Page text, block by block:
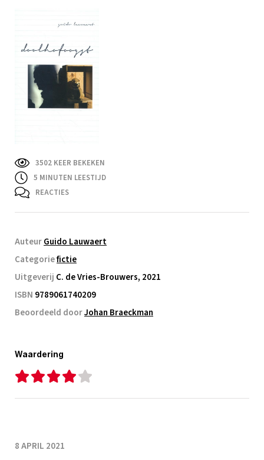
3502 KEER BEKEKEN
5 MINUTEN LEESTIJD
REACTIES
AuteurGuido Lauwaert
Categoriefictie
Uitgeverij C. de Vries-Brouwers, 2021
ISBN 9789061740209
Beoordeeld doorJohan Braeckman
Waardering
8 APRIL 2021